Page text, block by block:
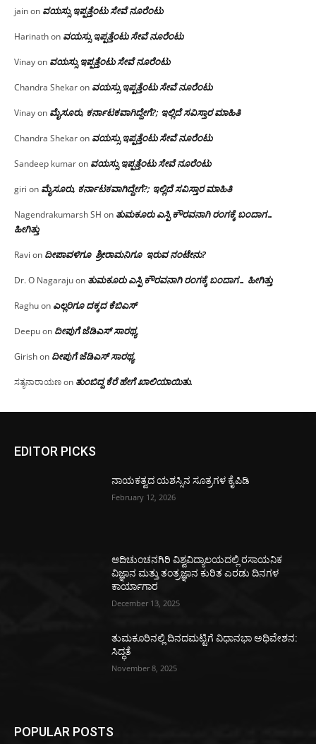
jainon ವಯಸ್ಸು ಇಪ್ಪತ್ತೆಂಟು ಸೇವೆ ನೂರೆಂಟು
Harinathon ವಯಸ್ಸು ಇಪ್ಪತ್ತೆಂಟು ಸೇವೆ ನೂರೆಂಟು
Vinayon ವಯಸ್ಸು ಇಪ್ಪತ್ತೆಂಟು ಸೇವೆ ನೂರೆಂಟು
Chandra Shekaron ವಯಸ್ಸು ಇಪ್ಪತ್ತೆಂಟು ಸೇವೆ ನೂರೆಂಟು
Vinayon ಮೈಸೂರು, ಕರ್ನಾಟಕವಾಗಿದ್ದೇಗೆ?; ಇಲ್ಲಿದೆ ಸವಿಸ್ತಾರ ಮಾಹಿತಿ
Chandra Shekaron ವಯಸ್ಸು ಇಪ್ಪತ್ತೆಂಟು ಸೇವೆ ನೂರೆಂಟು
Sandeep kumaron ವಯಸ್ಸು ಇಪ್ಪತ್ತೆಂಟು ಸೇವೆ ನೂರೆಂಟು
giri on ಮೈಸೂರು, ಕರ್ನಾಟಕವಾಗಿದ್ದೇಗೆ?; ಇಲ್ಲಿದೆ ಸವಿಸ್ತಾರ ಮಾಹಿತಿ
Nagendrakumarsh SH on ತುಮಕೂರು ಎಸ್ಪಿ ಕೌರವನಾಗಿ ರಂಗಕ್ಕೆ ಬಂದಾಗ…
ಹೀಗಿತ್ತು
Ravi on ದೀಪಾವಳಿಗೂ ಶ್ರೀರಾಮನಿಗೂ ಇರುವ ನಂಟೇನು?
Dr. O Nagarajuon ತುಮಕೂರು ಎಸ್ಪಿ ಕೌರವನಾಗಿ ರಂಗಕ್ಕೆ ಬಂದಾಗ… ಹೀಗಿತ್ತು
Raghuon ಎಲ್ಲರಿಗೂ ದಕ್ಕದ ಕೆಬಿಎಸ್
Deepuon ದೀಪುಗೆ ಜೆಡಿಎಸ್ ಸಾರಥ್ಯ
Girishon ದೀಪುಗೆ ಜೆಡಿಎಸ್ ಸಾರಥ್ಯ
ಸತ್ಯನಾರಾಯಣon ತುಂಬಿದ್ದ ಕೆರೆ ಹೇಗೆ ಖಾಲಿಯಾಯಿತು.
EDITOR PICKS
ನಾಯಕತ್ವದ ಯಶಸ್ಸಿನ ಸೂತ್ರಗಳ ಕೈಪಿಡಿ
February 12, 2026
ಆದಿಚುಂಚನಗಿರಿ ವಿಶ್ವವಿದ್ಯಾಲಯದಲ್ಲಿ ರಸಾಯನಿಕ
ವಿಜ್ಞಾನ ಮತ್ತು ತಂತ್ರಜ್ಞಾನ ಕುರಿತ ಎರಡು ದಿನಗಳ
ಕಾರ್ಯಾಗಾರ
December 13, 2025
ತುಮಕೂರಿನಲ್ಲಿ ದಿನದಮಟ್ಟಿಗೆ ವಿಧಾನಭಾ ಅಧಿವೇಶನ:
ಸಿದ್ಧತೆ
November 8, 2025
POPULAR POSTS